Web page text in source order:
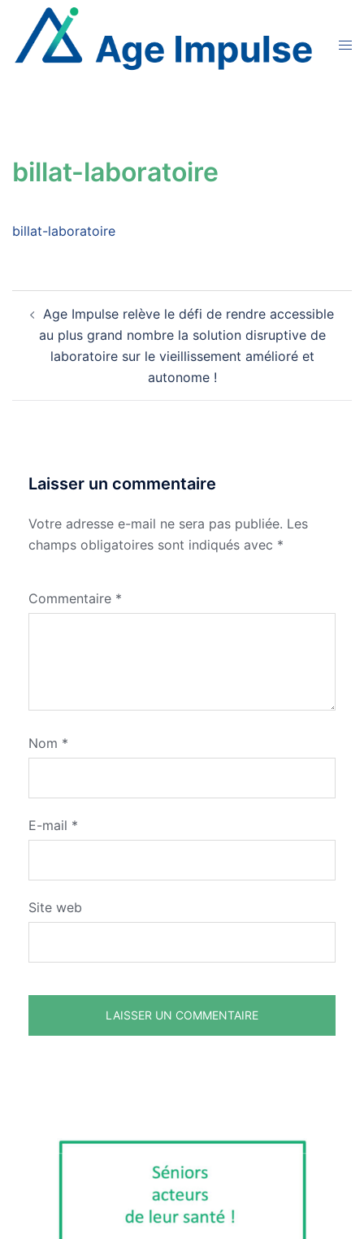
contenu
billat-laboratoire
billat-laboratoire
d’article
Age Impulse relève le défi de rendre accessible
au plus grand nombre la solution disruptive de
laboratoire sur le vieillissement amélioré et
autonome !
Laisser un commentaire
Votre adresse e-mail ne sera pas publiée. Les
champs obligatoires sont indiqués avec *
Commentaire *
Nom *
E-mail *
Site web